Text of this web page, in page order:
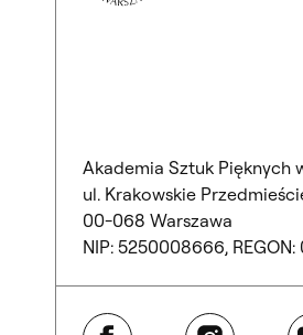
Akademia Sztuk Pięknych
ul. Krakowskie
00-068 Warszawa
NIP: 5250008666,
Facebook Instagram